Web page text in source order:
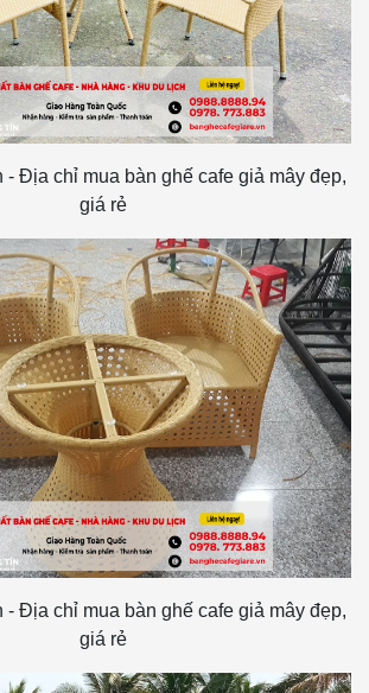
- Địa chỉ mua bàn ghế cafe giả mây đẹp,
giá rẻ
- Địa chỉ mua bàn ghế cafe giả mây đẹp,
giá rẻ